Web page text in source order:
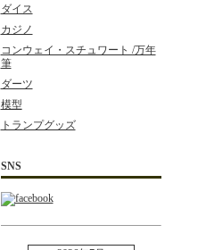
ダイス
カジノ
コンウェイ・スチュワート /万年
筆
ダーツ
模型
トランプグッズ
SNS